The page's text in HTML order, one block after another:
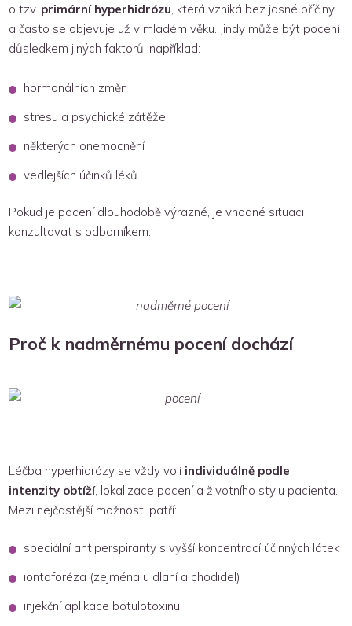
o tzv. primární hyperhidrózu , která vzniká bez jasné příčiny
a často se objevuje už v mladém věku. Jindy může být pocení
důsledkem jiných faktorů, například:
hormonálních změn
stresu a psychické zátěže
některých onemocnění
vedlejších účinků léků
Pokud je pocení dlouhodobě výrazné, je vhodné situaci
konzultovat s odborníkem.
Proč k nadměrnému pocení dochází
Léčba hyperhidrózy se vždy volí individuálně podle
intenzity obtíží, lokalizace pocení a životního stylu pacienta.
Mezi nejčastější možnosti patří:
speciální antiperspiranty s vyšší koncentrací účinných látek
iontoforéza (zejména u dlaní a chodidel)
injekční aplikace botulotoxinu